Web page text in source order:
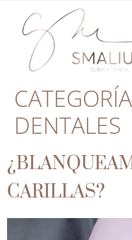
DENTALES
CARILLAS?